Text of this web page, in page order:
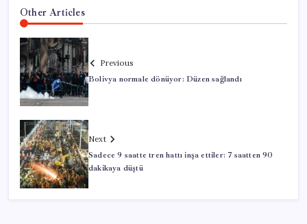
Other Articles
Previous
Bolivya normale dönüyor: Düzen sağlandı
Next
Sadece 9 saatte tren hattı inşa ettiler: 7 saatten 90
dakikaya düştü